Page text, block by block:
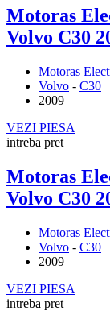
Motoras
Volvo C30
Motoras
Volvo - C30
2009
VEZI PIESA
intreba pret
Motoras
Volvo C30
Motoras
Volvo - C30
2009
VEZI PIESA
intreba pret